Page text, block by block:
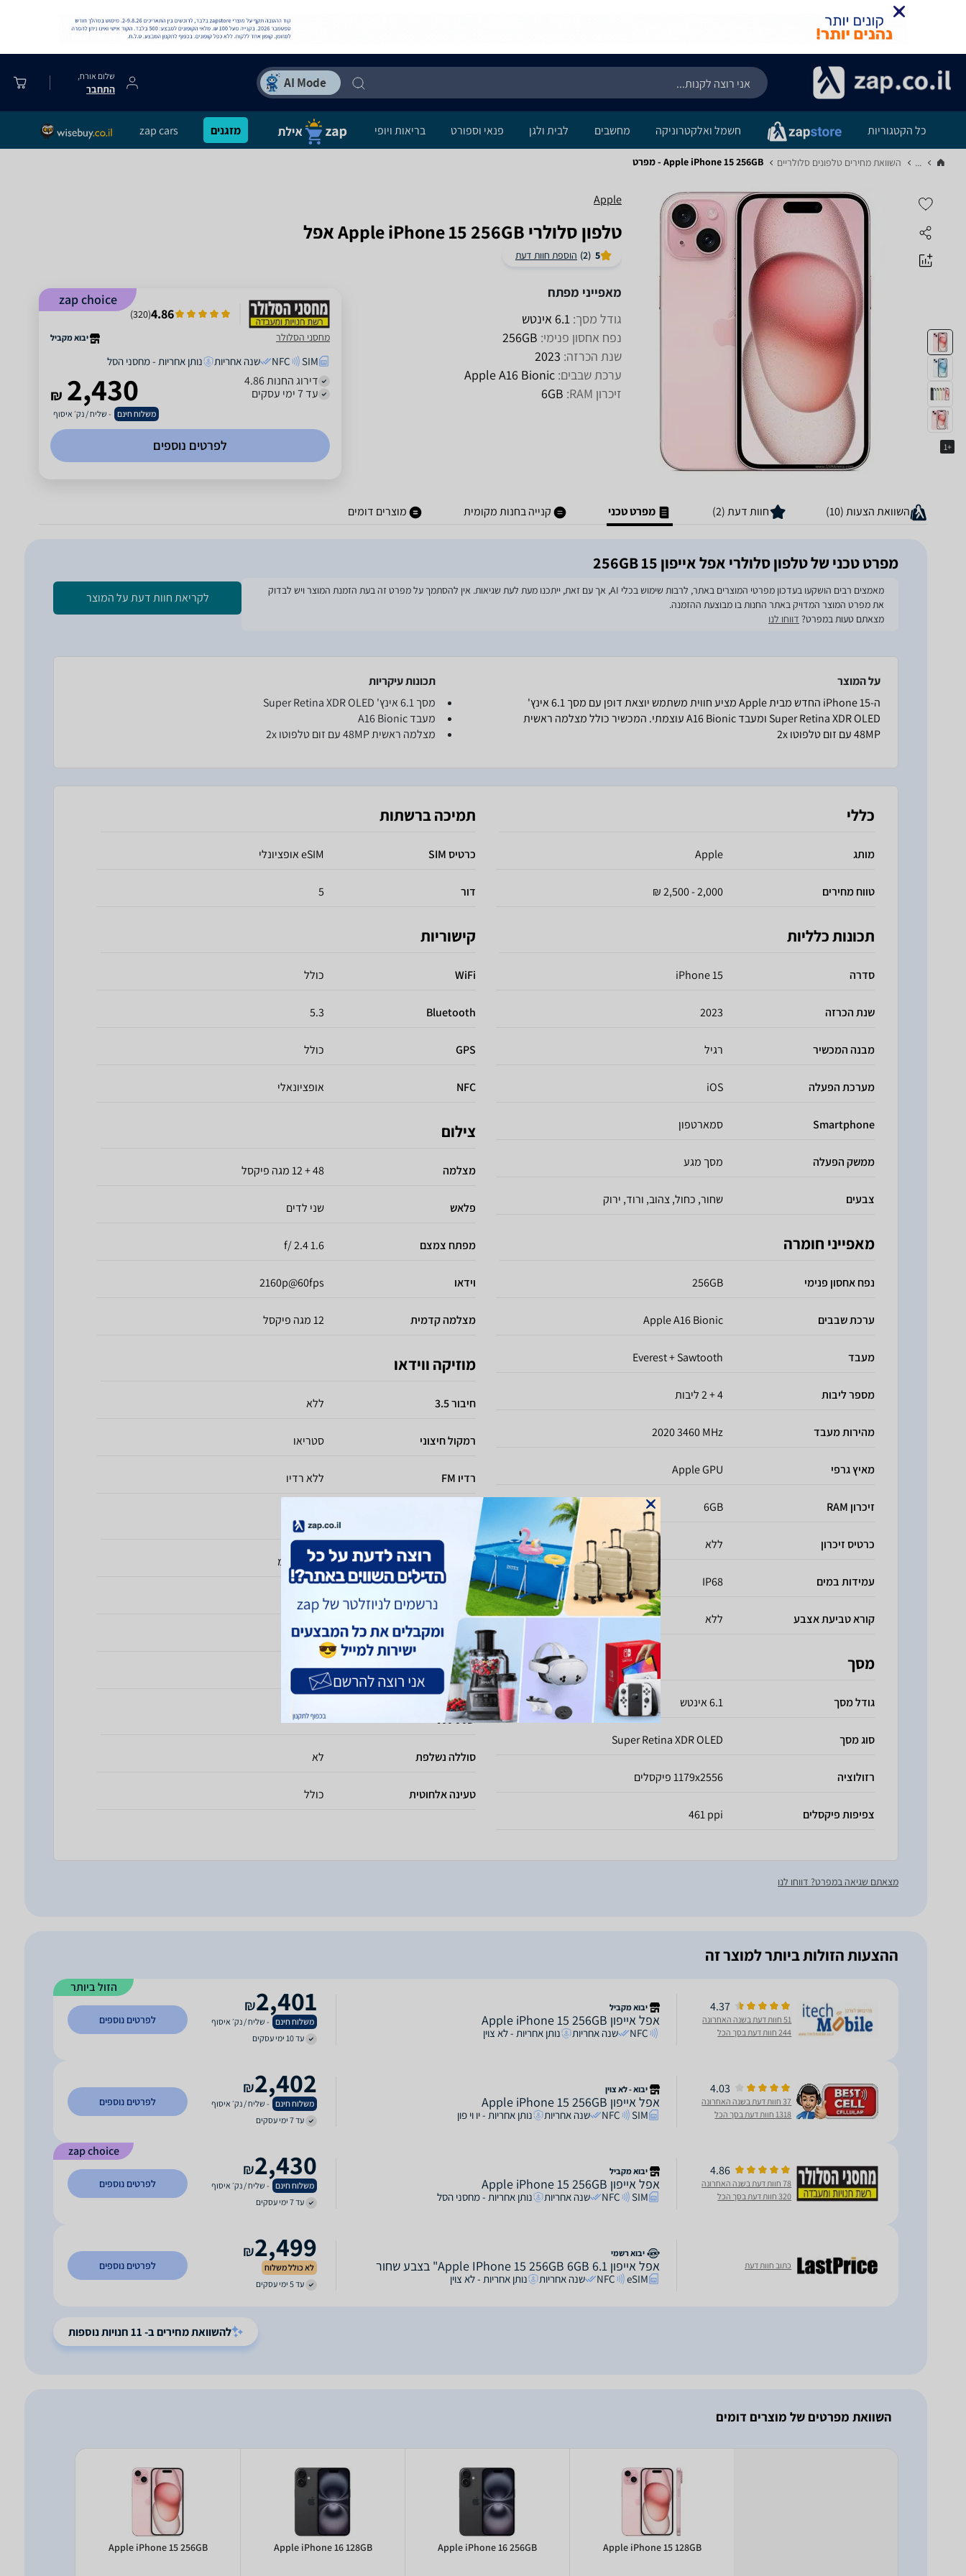
שלום אורח,
התחבר
כל הקטגוריות חשמל ואלקטרוניקה מחשבים לבית ולגן פנאי וספורט בריאות ויופי מזגנים zap cars
... השוואת מחירים טלפונים סלולריים‏ Apple iPhone 15 256GB - מפרט
+1
Apple
טלפון סלולרי Apple iPhone 15 256GB אפל
5
(2) הוספת חוות דעת
מאפייני מפתח
גודל מסך: 6.1 אינטש
נפח אחסון פנימי: 256GB
שנת הכרזה: 2023
ערכת שבבים: Apple A16 Bionic
זיכרון RAM:
6GB
zap choice
4.86
(
320
)
מחסני הסלולר
יבוא מקביל
SIM
NFC שנה אחריות נותן אחריות - מחסני הסל
דירוג החנות 4.86
עד 7 ימי עסקים
₪ 2,430
משלוח חינם - שליח / נק׳ איסוף
לפרטים נוספים
השוואת הצעות (10) חוות דעת (2) מפרט טכני קנייה בחנות מקומית מוצרים דומים
מפרט טכני של טלפון סלולרי אפל אייפון 15 256GB
מאמצים רבים הושקעו בעדכון מפרטי המוצרים באתר, לרבות שימוש בכלי AI, אך עם זאת, ייתכנו מעת לעת שגיאות. אין להסתמך על מפרט זה בעת הזמנת המוצר ויש לבדוק
את מפרט המוצר המדויק באתר החנות בו מבוצעת ההזמנה.
מצאתם טעות במפרט? דווחו לנו
לקריאת חוות דעת על המוצר
על המוצר
ה-iPhone 15 החדש מבית Apple מציע חווית משתמש יוצאת דופן עם מסך 6.1 אינץ'
Super Retina XDR OLED ומעבד A16 Bionic עוצמתי. המכשיר כולל מצלמה ראשית
48MP עם זום טלפוטו 2x
תכונות עיקריות
מסך 6.1 אינץ' Super Retina XDR OLED
מעבד A16 Bionic
מצלמה ראשית 48MP עם זום טלפוטו 2x
כללי
מותג Apple
טווח מחירים 2,000 - 2,500 ₪
תכונות כלליות
סדרה iPhone 15
שנת הכרזה 2023
מבנה המכשיר רגיל
מערכת הפעלה iOS
Smartphone סמארטפון
ממשק הפעלה מסך מגע
צבעים שחור, כחול, צהוב, ורוד, ירוק
מאפייני חומרה
נפח אחסון פנימי 256GB
ערכת שבבים Apple A16 Bionic
מעבד Everest + Sawtooth
מספר ליבות 4 + 2 ליבות
מהירות מעבד 2020 3460 MHz
מאיץ גרפי Apple GPU
זיכרון RAM 6GB
כרטיס זיכרון ללא
עמידות במים IP68
קורא טביעת אצבע ללא
מסך
גודל מסך 6.1 אינטש
סוג מסך Super Retina XDR OLED
רזולוציה 1179x2556 פיקסלים
צפיפות פיקסלים 461 ppi
תמיכה ברשתות
כרטיס SIM eSIM אופציונלי
דור 5
קישוריות
WiFi כולל
Bluetooth
5.3
GPS כולל
NFC אופציונאלי
צילום
מצלמה 48 + 12 מגה פיקסל
פלאש שני לדים
מפתח צמצם 1.6 2.4 /f
וידאו 2160p@60fps
מצלמה קדמית 12 מגה פיקסל
מוזיקה ווידאו
חיבור 3.5 ללא
רמקול חיצוני סטריאו
רדיו FM ללא רדיו
גובה 147.6 מ"מ
רוחב 71.6 מ"מ
עובי 7.8 מ"מ
משקל 171 גרם
סוללה
סוללה נשלפת לא
טעינה אלחוטית כולל
מצאתם שגיאה במפרט? דווחו לנו
ההצעות הזולות ביותר למוצר זה
הזול ביותר
4.37
51 חוות דעת בשנה האחרונה
244 חוות דעת בסך הכל
יבוא מקביל
אפל אייפון Apple iPhone 15 256GB
NFC שנה אחריות נותן אחריות - לא צוין
2,401
₪
משלוח חינם - שליח / נק׳ איסוף
עד 10 ימי עסקים
לפרטים נוספים
4.03
37 חוות דעת בשנה האחרונה
1318 חוות דעת בסך הכל
יבוא - לא צוין
אפל אייפון Apple iPhone 15 256GB
SIM
NFC שנה אחריות נותן אחריות - יו וי פון
2,402
₪
משלוח חינם - שליח / נק׳ איסוף
עד 7 ימי עסקים
לפרטים נוספים
zap choice
4.86
78 חוות דעת בשנה האחרונה
320 חוות דעת בסך הכל
יבוא מקביל
אפל אייפון Apple iPhone 15 256GB
SIM
NFC שנה אחריות נותן אחריות - מחסני הסל
2,430
₪
משלוח חינם - שליח / נק׳ איסוף
עד 7 ימי עסקים
לפרטים נוספים
כתוב חוות דעת
יבוא רשמי
אפל אייפון Apple IPhone 15 256GB 6GB 6.1" בצבע שחור
eSIM
NFC שנה אחריות נותן אחריות - לא צוין
2,499
₪
לא כולל משלוח
עד 5 ימי עסקים
לפרטים נוספים
להשוואת מחירים ב- 11 חנויות נוספות
השוואת מפרטים של מוצרים דומים
Apple iPhone 15 128GB
Apple iPhone 16 256GB
Apple iPhone 16 128GB
Apple iPhone 15 256GB